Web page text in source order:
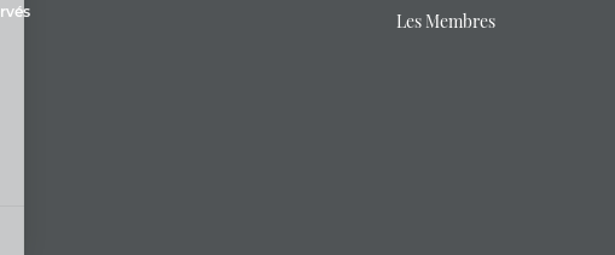
Les Membres